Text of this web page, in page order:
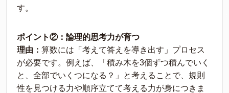
す。
ポイント②：論理的思考力が育つ
理由： 算数には「考えて答えを導き出す」プロセス
が必要です。例えば、「積み木を3個ずつ積んでいく
と、全部でいくつになる？」と考えることで、規則
性を見つける力や順序立てて考える力が身につきま